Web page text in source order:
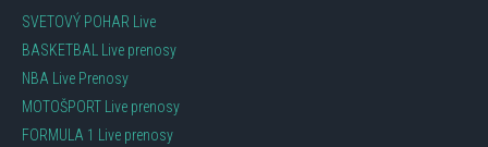
SVETOVÝ POHAR Live
BASKETBAL Live prenosy
NBA Live Prenosy
MOTOŠPORT Live prenosy
FORMULA 1 Live prenosy